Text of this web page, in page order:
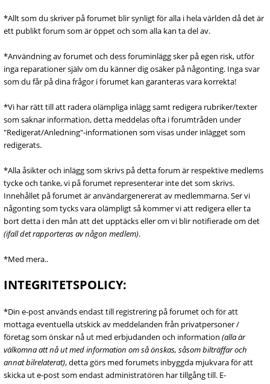
*Allt som du skriver på forumet blir synligt för alla i hela världen då det är
ett publikt forum som är öppet och som alla kan ta del av.
*Användning av forumet och dess foruminlägg sker på egen risk, utför
inga reparationer själv om du känner dig osäker på någonting. Inga svar
som du får på dina frågor i forumet kan garanteras vara korrekta!
*Vi har rätt till att radera olämpliga inlägg samt redigera rubriker/texter
som saknar information, detta meddelas ofta i forumtråden under
"Redigerat/Anledning"-informationen som visas under inlägget som
redigerats.
*Alla åsikter och inlägg som skrivs på detta forum är respektive medlems
tycke och tanke, vi på forumet representerar inte det som skrivs.
Innehållet på forumet är användargenererat av medlemmarna. Ser vi
någonting som tycks vara olämpligt så kommer vi att redigera eller ta
bort detta i den mån att det upptäcks eller om vi blir notifierade om det
(ifall det rapporteras av någon medlem).
*Med mera..
INTEGRITETSPOLICY:
*Din e-post används endast till registrering på forumet och för att
mottaga eventuella utskick av meddelanden från privatpersoner /
företag som önskar nå ut med erbjudanden och information (alla är
välkomna att nå ut med information om så önskas, såsom bilträffar och
annat bilrelaterat), detta görs med forumets inbyggda mjukvara för att
skicka ut e-post som endast administratören har tillgång till. E-